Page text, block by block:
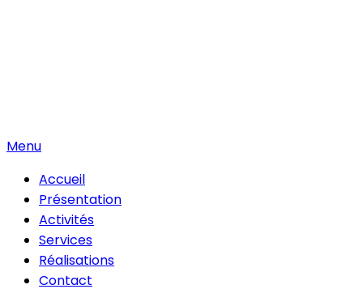
Menu
Accueil
Présentation
Activités
Services
Réalisations
Contact